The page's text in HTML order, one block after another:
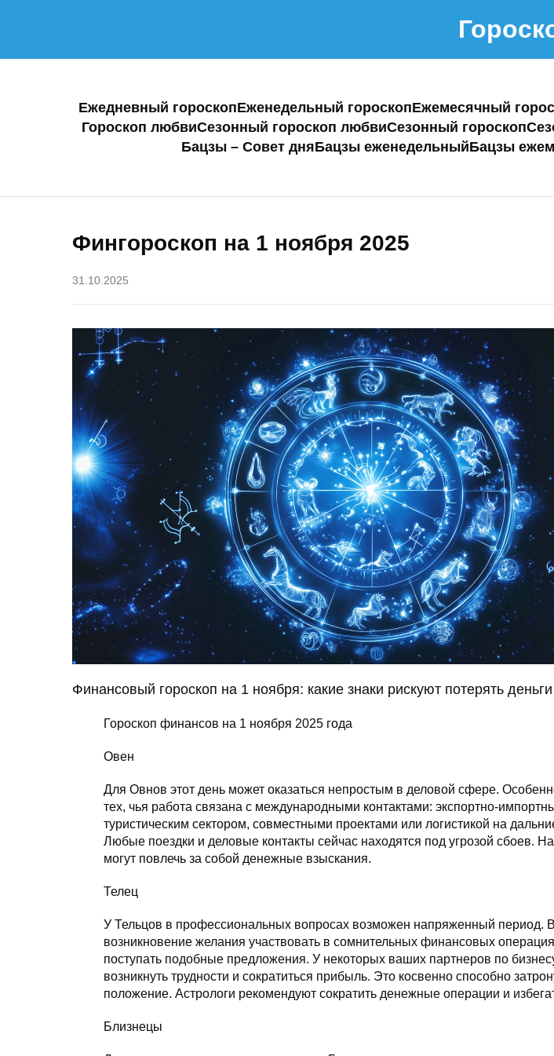
Ежедневный гороскопЕженедельный гороскопЕжемесячный
Гороскоп любвиСезонный гороскоп любвиСезонный гороскоп
Бацзы – Совет дняБацзы еженедельныйБацзы
Фингороскоп на 1 ноября 2025
31.10.2025
Финансовый гороскоп на 1 ноября: какие знаки рискуют потерять деньги
Гороскоп финансов на 1 ноября 2025 года
Овен
Для Овнов этот день может оказаться непростым в деловой сфере.
тех, чья работа связана с международными контактами: экспортно-
туристическим сектором, совместными проектами или логистикой на
Любые поездки и деловые контакты сейчас находятся под угрозой сбоев.
могут повлечь за собой денежные взыскания.
Телец
У Тельцов в профессиональных вопросах возможен напряженный период.
возникновение желания участвовать в сомнительных финансовых
поступать подобные предложения. У некоторых ваших партнеров по
возникнуть трудности и сократиться прибыль. Это косвенно способно
положение. Астрологи рекомендуют сократить денежные операции и
Близнецы